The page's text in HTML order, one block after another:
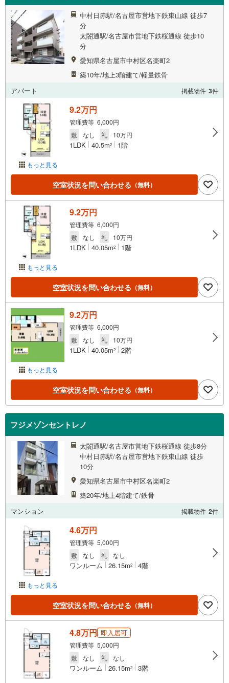
中村日赤駅/名古屋市営地下鉄東山線 徒歩7
分
太閤通駅/名古屋市営地下鉄桜通線 徒歩10
分
愛知県名古屋市中村区名楽町2
築10年/地上3階建て/軽量鉄骨
アパート
掲載物件 3件
もっと見る
9.2万円
管理費等 6,000円
敷
なし 礼 10万円
1LDK 40.5m2 1階
空室状況を問い合わせる （無料）
もっと見る
9.2万円
管理費等 6,000円
敷
なし 礼 10万円
1LDK 40.05m2 1階
空室状況を問い合わせる （無料）
もっと見る
9.2万円
管理費等 6,000円
敷
なし 礼 10万円
1LDK 40.05m2 2階
空室状況を問い合わせる （無料）
フジメゾンセントレノ
太閤通駅/名古屋市営地下鉄桜通線 徒歩8分
中村日赤駅/名古屋市営地下鉄東山線 徒歩
10分
愛知県名古屋市中村区名楽町2
築20年/地上4階建て/鉄骨
マンション
掲載物件 2件
もっと見る
4.6万円
管理費等 5,000円
敷
なし 礼 なし
ワンルーム 26.15m2 4階
空室状況を問い合わせる （無料）
4.8万円 即入居可
管理費等 5,000円
敷
なし 礼 なし
ワンルーム 26.15m2 3階